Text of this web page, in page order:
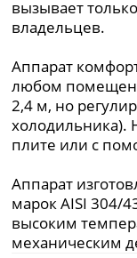
вызывает
владельцев.
Аппарат
любом
2,4 м, но
холодильника).
плите или с
Аппарат
марок AISI 304/
высоким
механическим